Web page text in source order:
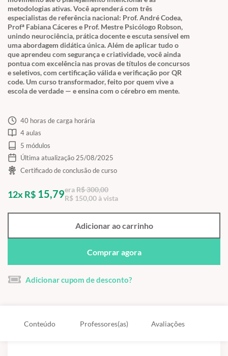
metodologias ativas. Você aprenderá com três
especialistas de referência nacional: Prof. André Codea,
Profª Fabiana Cáceres e Prof. Mestre Psicólogo Robson,
unindo neurociência, prática docente e escuta sensível em
uma abordagem didática única. Além de aplicar tudo o
que aprendeu com segurança e criatividade, você ainda
pontua com excelência nas provas de títulos de concursos
e seletivos, com certificação válida e verificação por QR
code. Um curso transformador, feito por quem vive a
escola de verdade — e ensina com o cérebro em mente.
40 horas de carga horária
4 aulas
5 módulos
Última atualização 25/08/2025
Certificado de conclusão de curso
12x R$ 15,79eraR$ 300,00
R$ 150,00 à vista
Adicionar ao carrinho
Comprar agora
Adicionar cupom de desconto?
Conteúdo Professores(as) Avaliações